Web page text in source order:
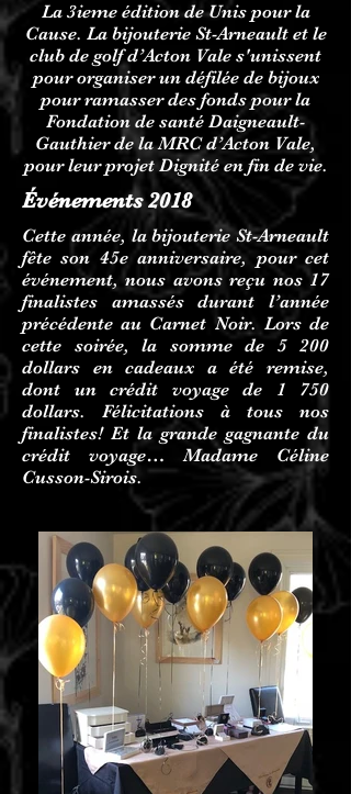
La 3ieme édition de Unis pour la
Cause. La bijouterie St-Arneault et le
club de golf d’Acton Vale s'unissent
pour organiser un défilée de bijoux
pour ramasser des fonds pour la
Fondation de santé Daigneault-
Gauthier de la MRC d’Acton Vale,
pour leur projet Dignité en fin de vie.
Événements 2018
Cette année, la bijouterie St-Arneault
fête son 45e anniversaire, pour cet
événement, nous avons reçu nos 17
finalistes amassés durant l’année
précédente au Carnet Noir. Lors de
cette soirée, la somme de 5 200
dollars en cadeaux a été remise,
dont un crédit voyage de 1 750
dollars. Félicitations à tous nos
finalistes! Et la grande gagnante du
crédit voyage… Madame Céline
Cusson-Sirois.